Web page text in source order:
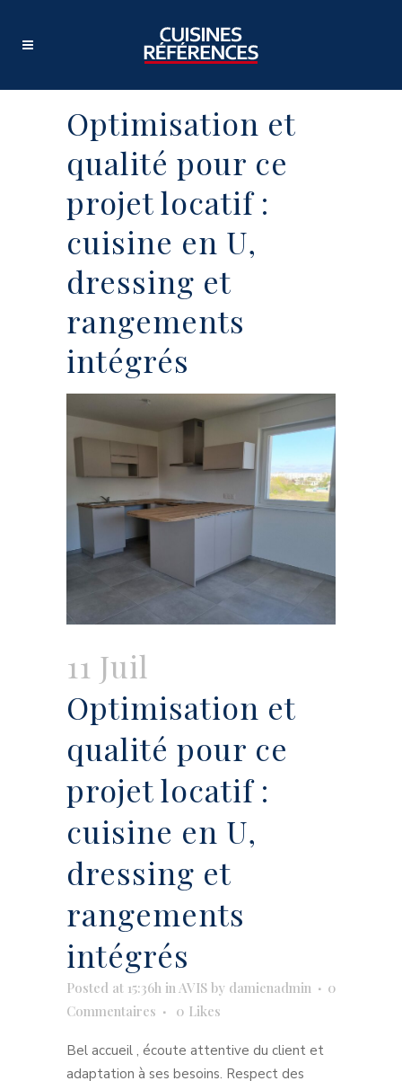
Optimisation et
qualité pour ce
projet locatif :
cuisine en U,
dressing et
rangements
intégrés
11 Juil
Optimisation et
qualité pour ce
projet locatif :
cuisine en U,
dressing et
rangements
intégrés
Posted at 15:36h in AVIS by damienadmin
0
Commentaires
0 Likes
Bel accueil , écoute attentive du client et
adaptation à ses besoins. Respect des